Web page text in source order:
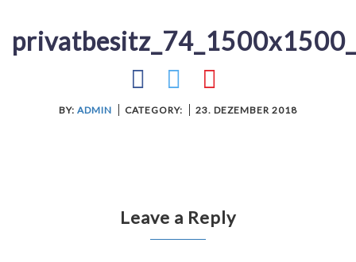
BY: ADMIN CATEGORY: 23. DEZEMBER 2018
Leave a Reply